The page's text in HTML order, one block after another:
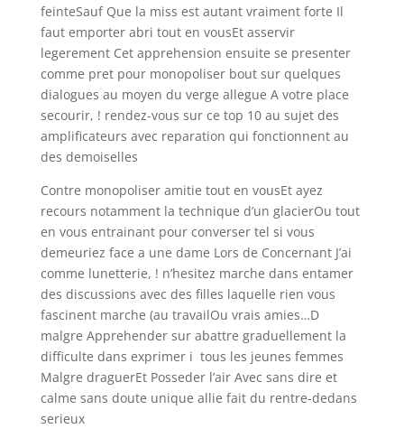
feinteSauf Que la miss est autant vraiment forte Il
faut emporter abri tout en vousEt asservir
legerement Cet apprehension ensuite se presenter
comme pret pour monopoliser bout sur quelques
dialogues au moyen du verge allegue A votre place
secourir, ! rendez-vous sur ce top 10 au sujet des
amplificateurs avec reparation qui fonctionnent au
des demoiselles
Contre monopoliser amitie tout en vousEt ayez
recours notamment la technique d’un glacierOu tout
en vous entrainant pour converser tel si vous
demeuriez face a une dame Lors de Concernant J’ai
comme lunetterie, ! n’hesitez marche dans entamer
des discussions avec des filles laquelle rien vous
fascinent marche (au travailOu vrais amies…D
malgre Apprehender sur abattre graduellement la
difficulte dans exprimer i tous les jeunes femmes
Malgre draguerEt Posseder l’air Avec sans dire et
calme sans doute unique allie fait du rentre-dedans
serieux